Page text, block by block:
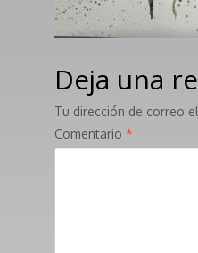
Deja una
Tu dirección de correo
Comentario *